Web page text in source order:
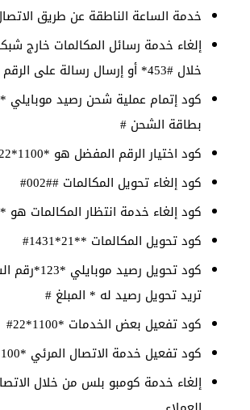
خدمة الساعة الناطقة عن طريق الاتصال
إلغاء خدمة رسائل المكالمات خارج
خلال #453* أو إرسال رسالة على الرقم 1100 بها 5543
بطاقة الشحن #
كود اختيار الرقم المفضل هو *1100*22#
كود إلغاء تحويل المكالمات ##002#
كود إلغاء خدمة انتظار المكالمات هو *43#
كود تحويل المكالمات **21*1431#
كود تحويل رصيد
تريد تحويل رصيد له * المبلغ #
كود تفعيل بعض الخدمات *1100*22#
كود تفعيل خدمة الاتصال المرئي *1100*1111#
إلغاء خدمة كومبو بلس من خلال